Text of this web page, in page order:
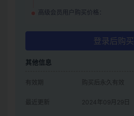
高级会员用户购买价格：
登录后购买
其他信息
有效期 购买后永久有效
最近更新 2024年09月29日